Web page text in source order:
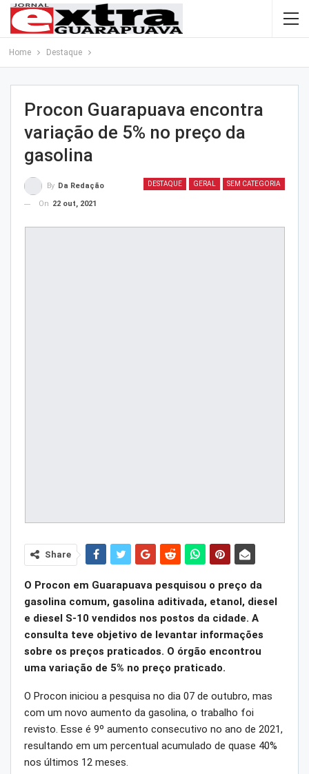
Home Destaque
Procon Guarapuava encontra
variação de 5% no preço da
gasolina
DESTAQUE GERAL SEM CATEGORIA
By Da Redação
On 22 out, 2021
Share
O Procon em Guarapuava pesquisou o preço da
gasolina comum, gasolina aditivada, etanol, diesel
e diesel S-10 vendidos nos postos da cidade. A
consulta teve objetivo de levantar informações
sobre os preços praticados. O órgão encontrou
uma variação de 5% no preço praticado.
O Procon iniciou a pesquisa no dia 07 de outubro, mas
com um novo aumento da gasolina, o trabalho foi
revisto. Esse é 9º aumento consecutivo no ano de 2021,
resultando em um percentual acumulado de quase 40%
nos últimos 12 meses.